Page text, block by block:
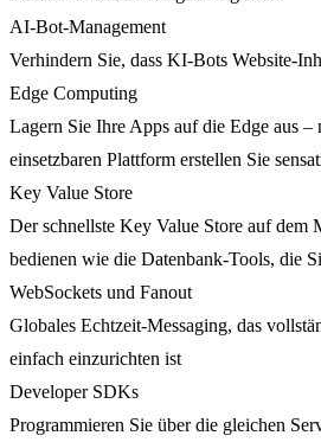
AI-Bot-Management
Verhindern Sie, dass KI-Bots Website-
Edge Computing
Lagern Sie Ihre Apps auf die Edge aus –
einsetzbaren Plattform erstellen Sie
Key Value Store
Der schnellste Key Value Store auf dem
bedienen wie die Datenbank-Tools, die
WebSockets und Fanout
Globales Echtzeit-Messaging, das
einfach einzurichten ist
Developer SDKs
Programmieren Sie über die gleichen